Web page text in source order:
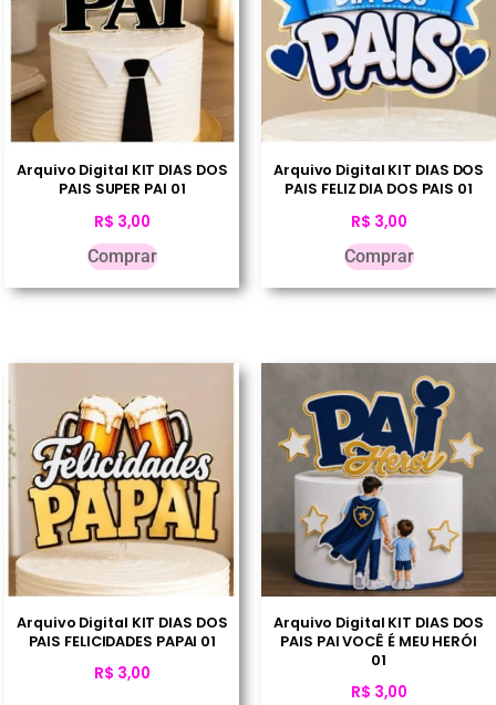
Arquivo Digital KIT DIAS DOS
PAIS SUPER PAI 01
R$ 3,00
Comprar
Arquivo Digital KIT DIAS DOS
PAIS FELIZ DIA DOS PAIS 01
R$ 3,00
Comprar
Arquivo Digital KIT DIAS DOS
PAIS FELICIDADES PAPAI 01
R$ 3,00
Arquivo Digital KIT DIAS DOS
PAIS PAI VOCÊ É MEU HERÓI
01
R$ 3,00